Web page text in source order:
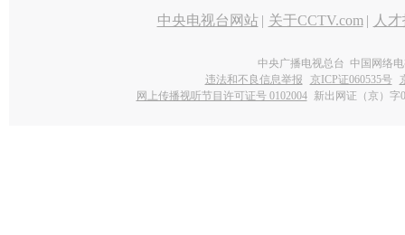
中央电视台网站 | 关于CCTV.com | 人
中央广播电视总台 中国网络
违法和不良信息举报
京ICP证060535号
网上传播视听节目许可证号 0102004 新出网证（京）